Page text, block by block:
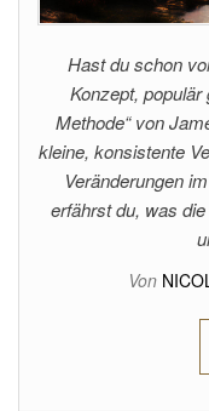
Hast du schon
Konzept,
Methode“ von
kleine, konsistente
Veränderungen
erfährst du, was
Von